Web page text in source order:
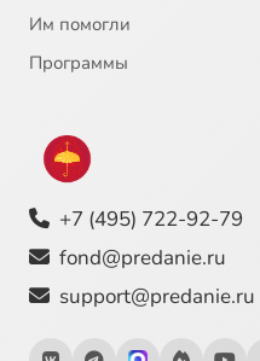
Им помогли
Программы
+7 (495) 722-92-79
fond@predanie.ru
support@predanie.ru